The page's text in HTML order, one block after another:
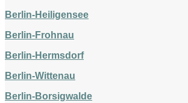
Berlin-Heiligensee
Berlin-Frohnau
Berlin-Hermsdorf
Berlin-Wittenau
Berlin-Borsigwalde